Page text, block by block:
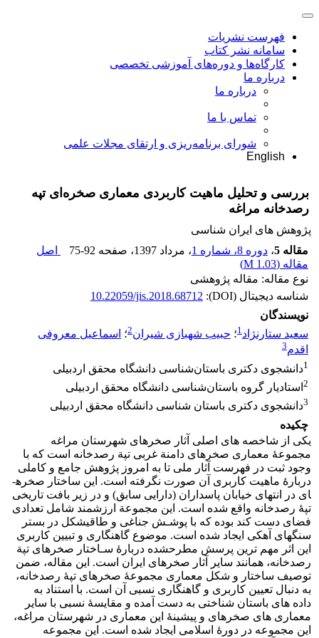
فهرست نشریات
سامانه نشر کتاب
کارگاه‌ها و دوره‌های آموزشی تخصصی
درباره ما
درباره ما
تماس با ما
شورای برنامه‌ریزی و ارتقای مجلات علمی
English
بررسی و تحلیل ماهیت کاربردی معماری صخره‌ای تپه
رصدخانه مراغه
پژوهش های ایران شناسی
مقاله 5
، دوره 8، شماره 1 ، مرداد 1397 ، صفحه 75-92
اصل
مقاله (1.03 M
)
نوع مقاله: مقاله پژوهشی
شناسه دیجیتال (DOI):
10.22059/jis.2018.68712
نویسندگان
سعید ستارنژاد1؛ حبیب شهبازی شیران2؛ اسماعیل معروفی
اقدم3
1دانشجوی دکتری باستان‌شناسی دانشگاه محقق اردبیلی
2 استادیار گروه باستان‌شناسی دانشگاه محقق اردبیلی
3دانشجوی دکتری باستان شناسی دانشگاه محقق اردبیلی
چکیده
یکی از شاخصه­ های اصلی آثار صخره­ای شهرستان مراغه
مجموعۀ معماری صخره­­ای دامنة­ غربی تپة رصدخانه است که با
وجود ثبت در فهرست آثار ملی تا به امروز پژوهش جامع و کاملی
دربارۀ ماهیت کاربری آن صورت نگرفته است. این ساختار صخره­
ای در انتهای خیابان پاسداران (دارایی سابق) و در زیر بافت تاریخی
تپۀ رصدخانه واقع شده است. این مجموعة ارزشمند شامل تعدادی
فضای دست کند بوده که با پوشـش­ جناغی و طاقی­شکل در بستر
سنگ­های آهکی ایجاد شده است. موضوع گاهنگاری و تبیین کاربری
این اثر مهم ­ترین پرسش مطرح­شده دربارۀ سـاختار صخره­ای تپة
رصدخانه، همانند سایر آثار صخره­ای ایران است. این مقاله، ضمن
توصیف ساختار و شکل معماری مجموعۀ صخره­ای تپۀ رصدخانه،
به دنبال تعیین کاربری و گاهنگاری نسبی آن است. با استناد به
داده­ های باستان­ شناختی به ­­دست­ آمده و مقایسۀ نسبی با سایر
معماری­­ های صخره­ای و پیشینۀ­ این معماری در شهرستان مراغه،
این مجموعه در دورۀ اسلامی ایجاد شده است. این مجموعه